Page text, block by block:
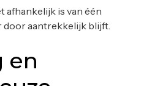
afhankelijk is van één
door aantrekkelijk blijft.
en